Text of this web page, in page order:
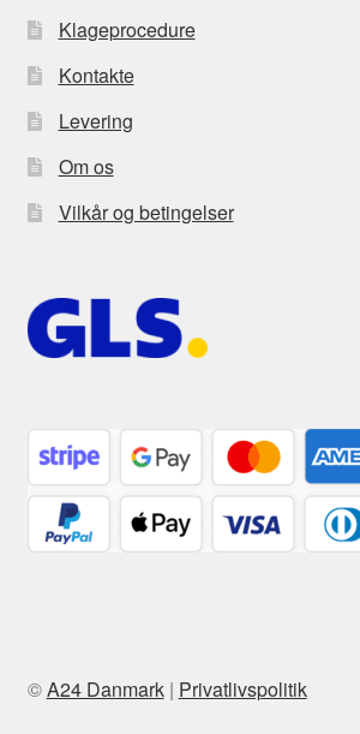
Klageprocedure
Kontakte
Levering
Om os
Vilkår og betingelser
©A24 Danmark| Privatlivspolitik